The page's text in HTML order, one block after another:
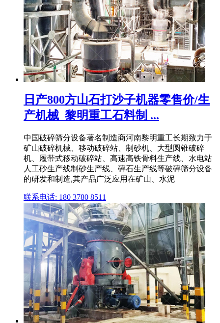
日产800方山石打沙子机器零售价/生
产机械_黎明重工石料制 ...
中国破碎筛分设备著名制造商河南黎明重工长期致力于
矿山破碎机械、移动破碎站、制砂机、大型圆锥破碎
机、履带式移动破碎站、高速高铁骨料生产线、水电站
人工砂生产线制砂生产线、碎石生产线等破碎筛分设备
的研发和制造,其产品广泛应用在矿山、水泥
联系电话: 180 3780 8511